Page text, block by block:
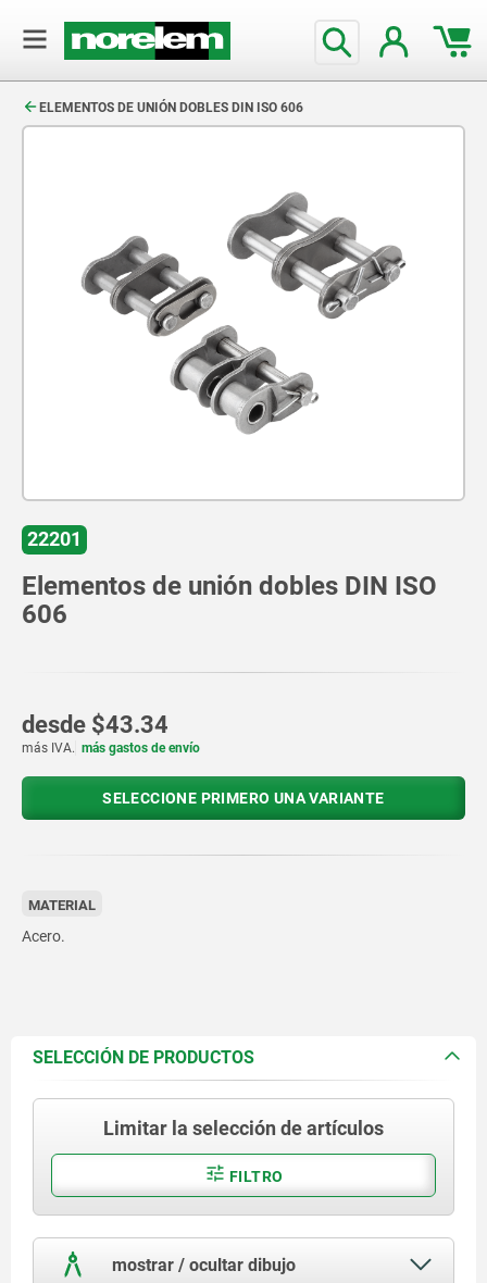
ELEMENTOS DE UNIÓN DOBLES DIN ISO 606
22201
Elementos de unión dobles DIN ISO
606
desde $43.34
más IVA. más gastos de envío
SELECCIONE PRIMERO UNA VARIANTE
MATERIAL
Acero.
SELECCIÓN DE PRODUCTOS
Limitar la selección de artículos
FILTRO
mostrar / ocultar dibujo